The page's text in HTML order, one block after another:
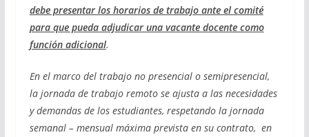
debe presentar los horarios de trabajo ante el comité
para que pueda adjudicar una vacante docente como
función adicional.
En el marco del trabajo no presencial o semipresencial,
la jornada de trabajo remoto se ajusta a las necesidades
y demandas de los estudiantes, respetando la jornada
semanal – mensual máxima prevista en su contrato, en